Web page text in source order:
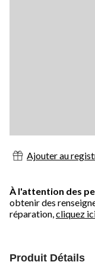
Ajouter au
À l'attention des
obtenir des
réparation,cliquez
Produit Détails